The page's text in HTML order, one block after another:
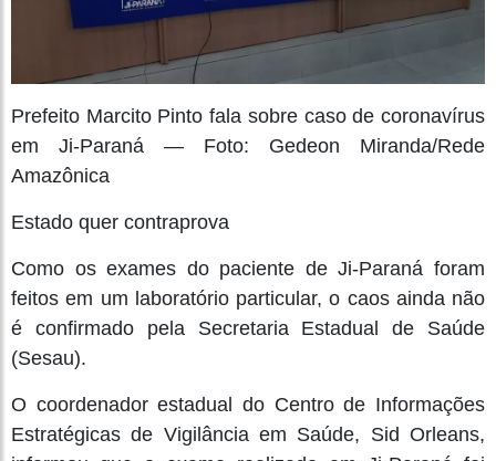
Prefeito Marcito Pinto fala sobre caso de coronavírus
em Ji-Paraná — Foto: Gedeon Miranda/Rede
Amazônica
Estado quer contraprova
Como os exames do paciente de Ji-Paraná foram
feitos em um laboratório particular, o caos ainda não
é confirmado pela Secretaria Estadual de Saúde
(Sesau).
O coordenador estadual do Centro de Informações
Estratégicas de Vigilância em Saúde, Sid Orleans,